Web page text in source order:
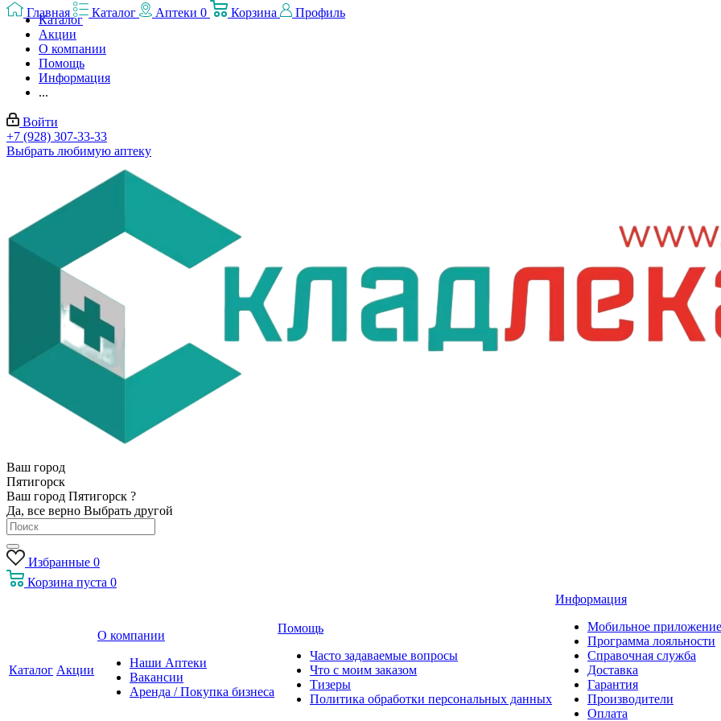
Каталог
Акции
О компании
Помощь
Информация
...
Войти
+7 (928) 307-33-33
Выбрать любимую аптеку
Ваш город
Пятигорск
Ваш город Пятигорск ?
Да, все верно Выбрать другой
Избранные 0
Корзина пуста 0
Каталог Акции
О компании
Наши Аптеки
Вакансии
Аренда / Покупка бизнеса
Помощь
Часто задаваемые вопросы
Что с моим заказом
Тизеры
Политика обработки персональных данных
Информация
Мобильное приложение
Программа лояльности
Справочная служба
Доставка
Гарантия
Производители
Оплата
Главная Каталог Аптеки 0 Корзина Профиль